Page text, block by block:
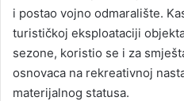
i postao vojno odmaralište.
turističkoj eksploataciji
sezone, koristio se i za
osnovaca na rekreativnoj
materijalnog statusa.